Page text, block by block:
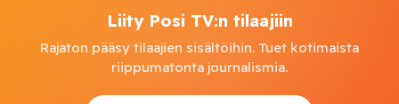
Liity Posi TV:n tilaajiin
Rajaton pääsy tilaajien sisältöihin. Tuet kotimaista
riippumatonta journalismia.